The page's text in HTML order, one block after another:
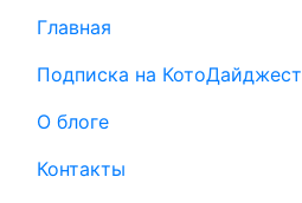
Главная
Подписка на КотоДайджест
О блоге
Контакты